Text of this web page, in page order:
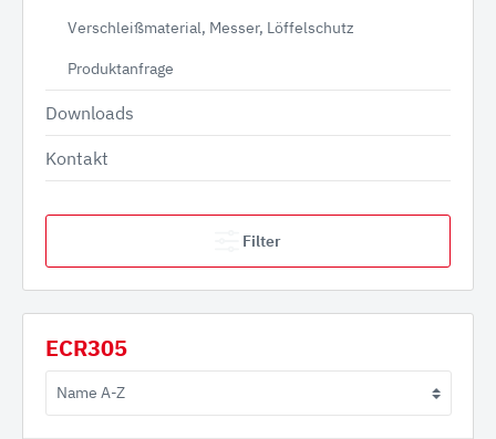
Verschleißmaterial, Messer, Löffelschutz
Produktanfrage
Downloads
Kontakt
Filter
ECR305